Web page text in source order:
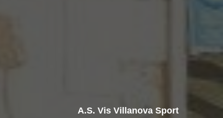
A.s. Vis Villanova Sport